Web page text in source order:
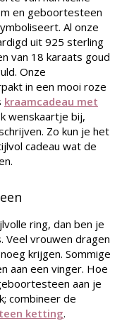
en geboortesteen
Al onze
uit 925 sterling
van 18 karaats goud
Onze
in een mooi roze
kraamcadeau met
wenskaartje bij,
Zo kun je het
cadeau wat de
ring, dan ben je
Veel vrouwen dragen
krijgen. Sommige
aan een vinger. Hoe
aan je
combineer de
ketting.